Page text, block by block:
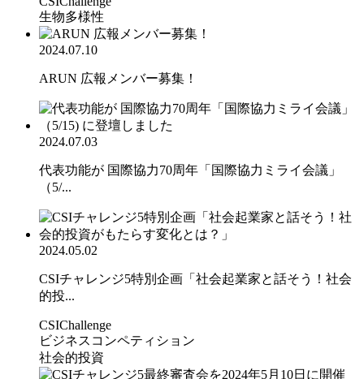
生物多様性
2024.07.10
ARUN 広報メンバー募集！
2024.07.03
代表功能が 国際協力70周年「国際協力ミライ会議」
（5/...
2024.05.02
CSIチャレンジ5特別企画「社会起業家と話そう！社会
的投...
CSIChallenge
ビジネスコンペティション
社会的投資